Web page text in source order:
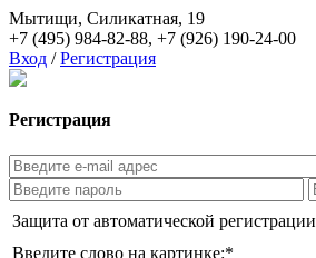
Мытищи, Силикатная, 19
+7 (495) 984-82-88, +7 (926) 190-24-00
Вход / Регистрация
Регистрация
Защита от автоматической регистрации
Введите слово на картинке:*